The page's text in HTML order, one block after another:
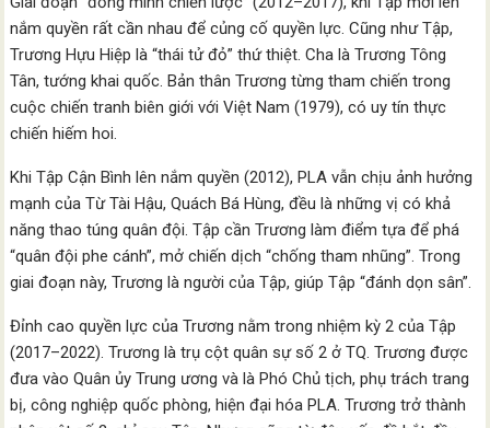
nắm quyền rất cần nhau để củng cố quyền lực. Cũng như Tập,
Trương Hựu Hiệp là “thái tử đỏ” thứ thiệt. Cha là Trương Tông
Tân, tướng khai quốc. Bản thân Trương từng tham chiến trong
cuộc chiến tranh biên giới với Việt Nam (1979), có uy tín thực
chiến hiếm hoi.
Khi Tập Cận Bình lên nắm quyền (2012), PLA vẫn chịu ảnh hưởng
mạnh của Từ Tài Hậu, Quách Bá Hùng, đều là những vị có khả
năng thao túng quân đội. Tập cần Trương làm điểm tựa để phá
“quân đội phe cánh”, mở chiến dịch “chống tham nhũng”. Trong
giai đoạn này, Trương là người của Tập, giúp Tập “đánh dọn sân”.
Đỉnh cao quyền lực của Trương nằm trong nhiệm kỳ 2 của Tập
(2017–2022). Trương là trụ cột quân sự số 2 ở TQ. Trương được
đưa vào Quân ủy Trung ương và là Phó Chủ tịch, phụ trách trang
bị, công nghiệp quốc phòng, hiện đại hóa PLA. Trương trở thành